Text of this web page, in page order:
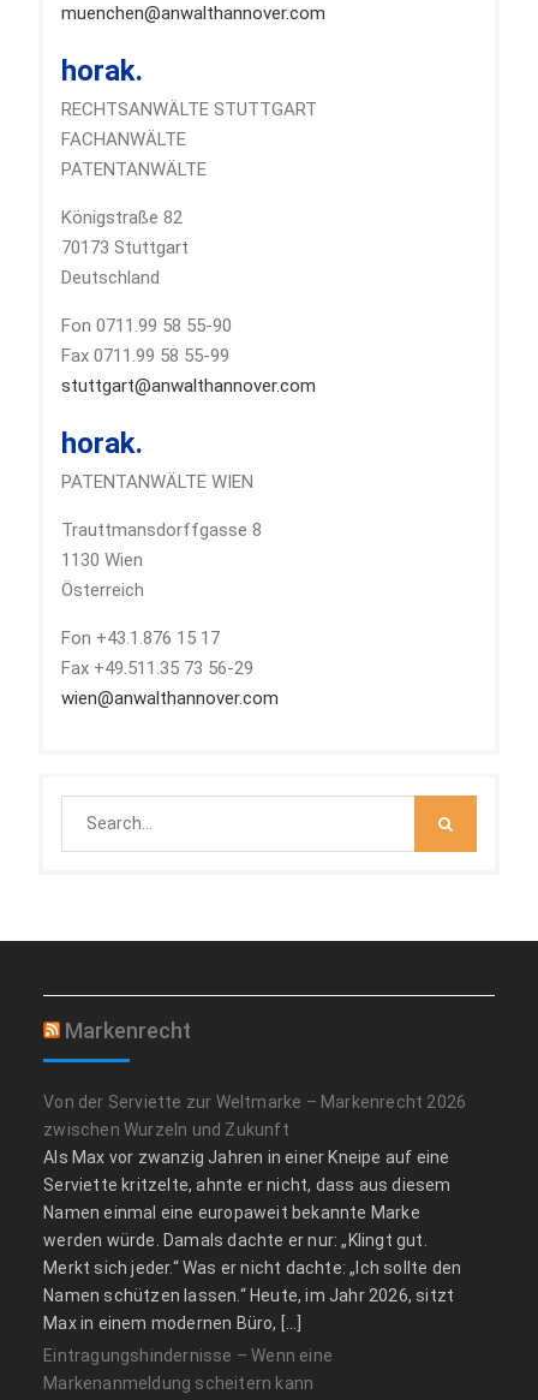
muenchen@anwalthannover.com
horak.
RECHTSANWÄLTE STUTTGART
FACHANWÄLTE
PATENTANWÄLTE
Königstraße 82
70173 Stuttgart
Deutschland
Fon 0711.99 58 55-90
Fax 0711.99 58 55-99
stuttgart@anwalthannover.com
horak.
PATENTANWÄLTE WIEN
Trauttmansdorffgasse 8
1130 Wien
Österreich
Fon +43.1.876 15 17
Fax +49.511.35 73 56-29
wien@anwalthannover.com
Markenrecht
Von der Serviette zur Weltmarke – Markenrecht 2026
zwischen Wurzeln und Zukunft
Als Max vor zwanzig Jahren in einer Kneipe auf eine
Serviette kritzelte, ahnte er nicht, dass aus diesem
Namen einmal eine europaweit bekannte Marke
werden würde. Damals dachte er nur: „Klingt gut.
Merkt sich jeder.“ Was er nicht dachte: „Ich sollte den
Namen schützen lassen.“ Heute, im Jahr 2026, sitzt
Max in einem modernen Büro, […]
Eintragungshindernisse – Wenn eine
Markenanmeldung scheitern kann